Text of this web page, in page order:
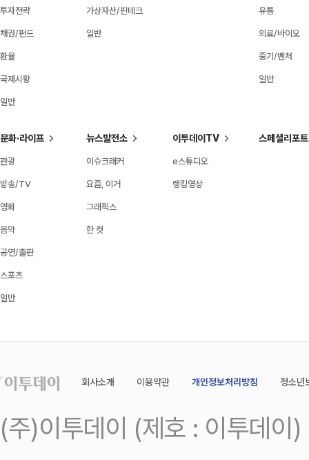
투자전략
채권/펀드
환율
국제시황
일반
가상자산/핀테크
일반
유통
의료/바이오
중기/벤처
일반
문화·라이프
관광
방송/TV
영화
음악
공연/출판
스포츠
일반
뉴스발전소
이슈크래커
요즘, 이거
그래픽스
한 컷
이투데이TV
e스튜디오
랭킹영상
스페셜리포트
회사소개 이용약관 개인정보처리방침 청소년
(주)이투데이 (제호 : 이투데